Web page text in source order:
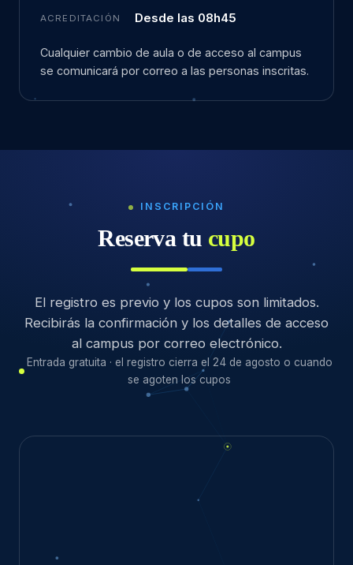
ACREDITACIÓN Desde las 08h45
Cualquier cambio de aula o de acceso al campus
se comunicará por correo a las personas inscritas.
INSCRIPCIÓN
Reserva tu cupo
El registro es previo y los cupos son limitados.
Recibirás la confirmación y los detalles de acceso
al campus por correo electrónico.
Entrada gratuita · el registro cierra el 24 de agosto o cuando
se agoten los cupos